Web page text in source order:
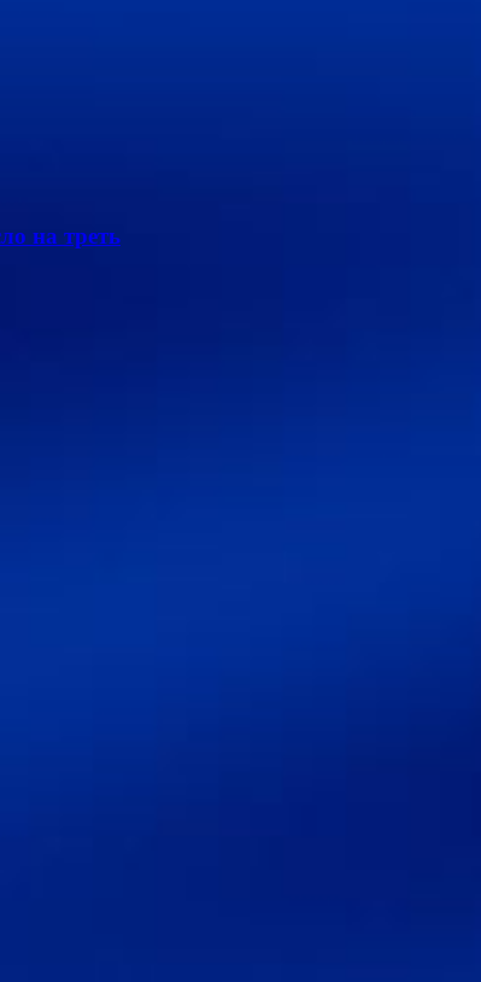
на треть